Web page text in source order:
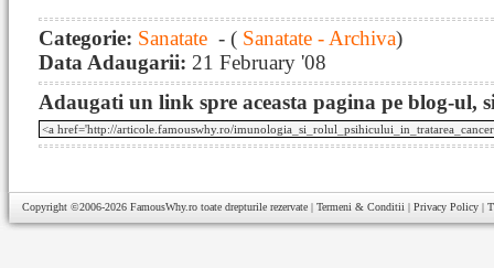
Categorie: Sanatate - ( Sanatate - Archiva)
Data Adaugarii: 21 February '08
Adaugati un link spre aceasta pagina pe blog-ul,
Copyright ©2006-2026 FamousWhy.ro toate drepturile rezervate | Termeni & Conditii | Privacy Policy |